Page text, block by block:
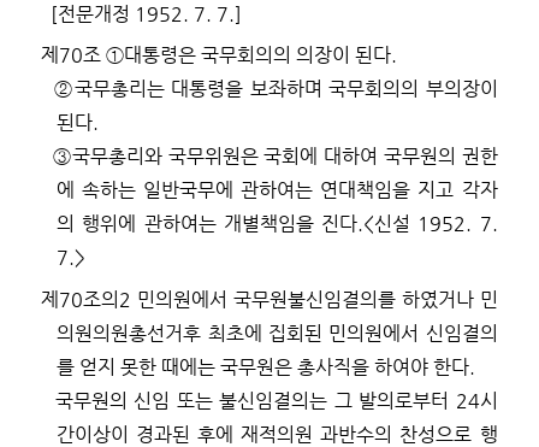
[전문개정 1952. 7. 7.]
제 70조 ①대통령은 국무회의의 의장이 된다.
②국무총리는 대통령을 보좌하며 국무회의의 부의장이
된다.
③국무총리와 국무위원은 국회에 대하여 국무원의 권한
에 속하는 일반국무에 관하여는 연대책임을 지고 각자
의 행위에 관하여는 개별책임을 진다.<신설 1952. 7.
7.>
제 70조의 2 민의원에서 국무원불신임결의를 하였거나 민
의원의원총선거후 최초에 집회된 민의원에서 신임결의
를 얻지 못한 때에는 국무원은 총사직을 하여야 한다.
국무원의 신임 또는 불신임결의는 그 발의로부터 24시
간이상이 경과된 후에 재적의원 과반수의 찬성으로 행